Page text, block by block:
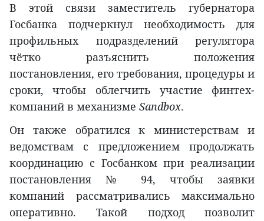
В этой связи заместитель губернатора
Госбанка подчеркнул необходимость для
профильных подразделений регулятора
чётко разъяснить положения
постановления, его требования, процедуры и
сроки, чтобы облегчить участие финтех-
компаний в механизме Sandbox.
Он также обратился к министерствам и
ведомствам с предложением продолжать
координацию с Госбанком при реализации
постановления № 94, чтобы заявки
компаний рассматривались максимально
оперативно. Такой подход позволит